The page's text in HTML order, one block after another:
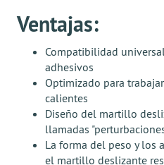
Ventajas:
Compatibilidad
adhesivos
Optimizado para
calientes
Diseño del martillo
llamadas
La forma del peso y los
el martillo deslizante